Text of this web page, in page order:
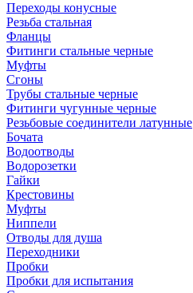
Переходы конусные
Резьба стальная
Фланцы
Фитинги стальные черные
Муфты
Сгоны
Трубы стальные черные
Фитинги чугунные черные
Резьбовые соединители латунные
Бочата
Водоотводы
Водорозетки
Гайки
Крестовины
Муфты
Ниппели
Отводы для душа
Переходники
Пробки
Пробки для испытания